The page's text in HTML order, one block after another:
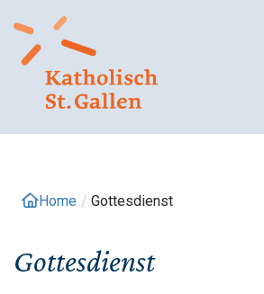
zum
Inhalt
Home / Gottesdienst
Gottesdienst